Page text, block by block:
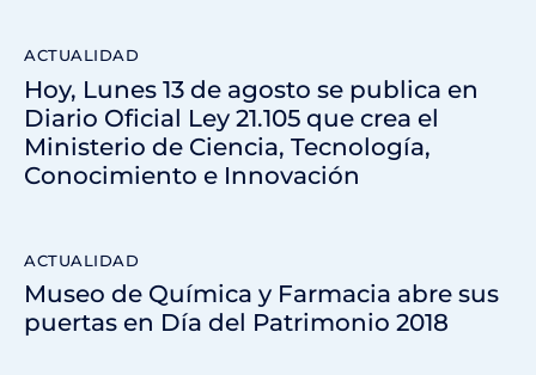
ACTUALIDAD
Hoy, Lunes 13 de agosto se publica en
Diario Oficial Ley 21.105 que crea el
Ministerio de Ciencia, Tecnología,
Conocimiento e Innovación
ACTUALIDAD
Museo de Química y Farmacia abre sus
puertas en Día del Patrimonio 2018